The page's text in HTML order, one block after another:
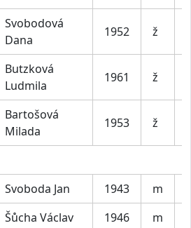
Svobodová
Dana
1952 ž
Butzková
Ludmila
1961 ž
Bartošová
Milada
1953 ž
Svoboda Jan 1943 m
Šůcha Václav 1946 m